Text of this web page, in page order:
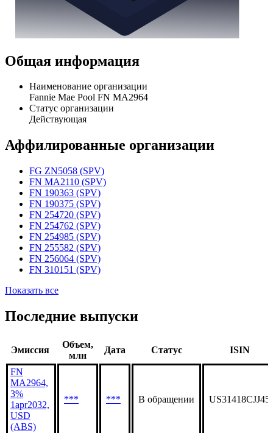
Общая информация
Наименование организации
Fannie Mae Pool FN MA2964
Статус организации
Действующая
Аффилированные организации
FG ZN5058 (SPV)
FN MA2110 (SPV)
FN 190363 (SPV)
FN 190375 (SPV)
FN 254720 (SPV)
FN 254762 (SPV)
FN 254985 (SPV)
FN 255582 (SPV)
FN 256064 (SPV)
FN 310151 (SPV)
Показать все
Последние выпуски
Эмиссия
Объем,
млн
Дата Статус ISIN
FN
MA2964,
3%
1apr2032,
USD
(ABS)
*** *** В обращении US31418CJJ45